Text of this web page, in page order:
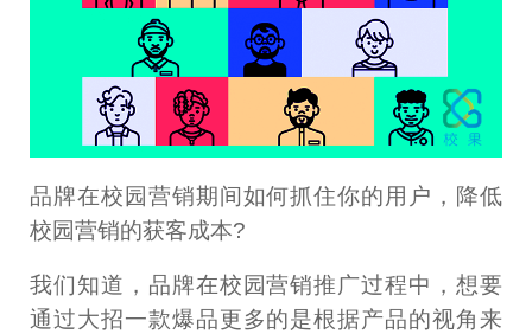
品牌在校园营销期间如何抓住你的用户，降低
校园营销的获客成本?
我们知道，品牌在校园营销推广过程中，想要
通过大招一款爆品更多的是根据产品的视角来